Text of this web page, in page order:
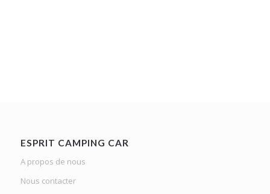
ESPRIT CAMPING CAR
A propos de nous
Nous contacter